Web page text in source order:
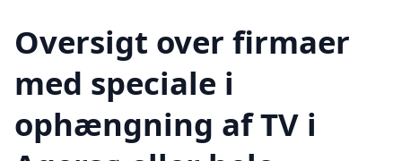
Oversigt over firmaer
med speciale i
ophængning af TV i